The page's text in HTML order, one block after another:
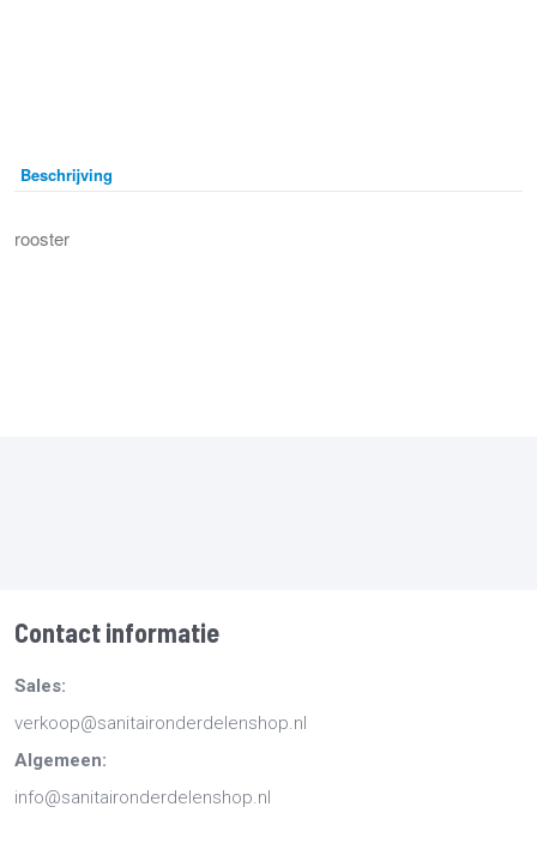
Beschrijving
rooster
Contact informatie
Sales:
verkoop@sanitaironderdelenshop.nl
Algemeen:
info@sanitaironderdelenshop.nl